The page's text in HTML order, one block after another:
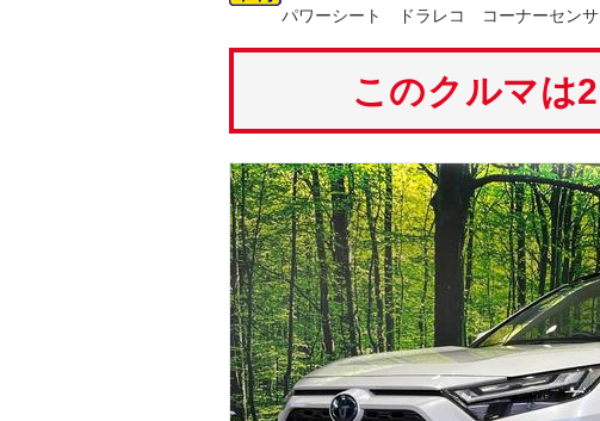
パワーシート ドラレコ コーナーセン
このクルマは